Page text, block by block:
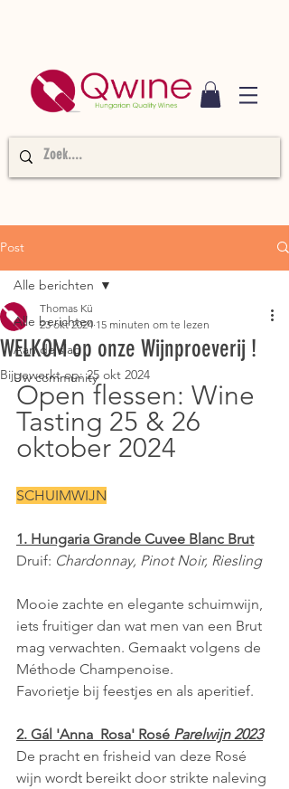
Post
Alle berichten
Aan de slag
Uw community
Alle berichten
WELKOM op onze Wijnproeverij !
Thomas Kü
23 okt 2024 15 minuten om te lezen
Bijgewerkt op:25 okt 2024
Open flessen: Wine
Tasting 25 & 26
oktober 2024
SCHUIMWIJN
1. Hungaria Grande Cuvee Blanc Brut
Druif: Chardonnay, Pinot Noir, Riesling
Mooie zachte en elegante schuimwijn,
iets fruitiger dan wat men van een Brut
mag verwachten. Gemaakt volgens de
Méthode Champenoise.
Favorietje bij feestjes en als aperitief.
2. Gál 'Anna  Rosa' Rosé Parelwijn 2023
De pracht en frisheid van deze Rosé
wijn wordt bereikt door strikte naleving